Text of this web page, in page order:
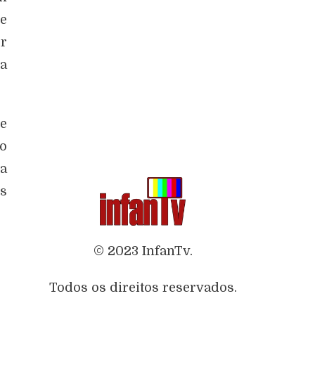
© 2023 InfanTv.
Todos os direitos reservados.